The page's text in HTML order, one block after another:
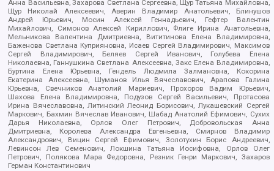
Анна Васильевна, Захарова Светлана Сергеевна, Щур Татьяна Михайловна,
Щур Николай Алексеевич, Аверин Владимир Анатольевич, Блинушов
Андрей Юрьевич, Мосин Алексей Геннадьевич, Гефтер Валентин
Михайлович, Симонов Алексей Кириллович, Флиге Ирина Анатольевна,
Мельникова Валентина Дмитриевна, Вититинова Елена Владимировна,
Баженова Светлана Куприяновна, Исаев Сергей Владимирович, Максимов
Сергей Владимирович, Беляев Сергей Иванович, Голубева Елена
Николаевна, Ганнушкина Светлана Алексеевна, Закс Елена Владимировна,
Буртина Елена Юрьевна, Гендель Людмила Залмановна, Кокорина
Екатерина Алексеевна, Шуманов Илья Вячеславович, Арапова Галина
Юрьевна, Свечников Анатолий Мариевич, Прохоров Вадим Юрьевич,
Шахова Елена Владимировна, Подузов Сергей Васильевич, Протасова
Ирина Вячеславовна, Литинский Леонид Борисович, Лукашевский Сергей
Маркович, Бахмин Вячеслав Иванович, Шабад Анатолий Ефимович, Сухих
Дарья Николаевна, Орлов Олег Петрович, Добровольская Анна
Дмитриевна, Королева Александра Евгеньевна, Смирнов Владимир
Александрович, Вицин Сергей Ефимович, Золотухин Борис Андреевич,
Левинсон Лев Семенович, Локшина Татьяна Иосифовна, Орлов Олег
Петрович, Полякова Мара Федоровна, Резник Генри Маркович, Захаров
Герман Константинович